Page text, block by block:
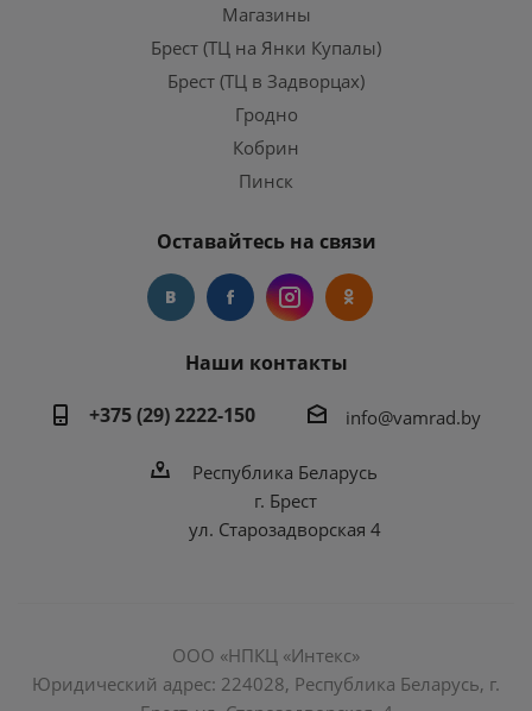
Магазины
Брест (ТЦ на Янки Купалы)
Брест (ТЦ в Задворцах)
Гродно
Кобрин
Пинск
Оставайтесь на связи
Наши контакты
+375 (29) 2222-150
info@vamrad.by
Республика Беларусь
г. Брест
ул. Старозадворская 4
ООО «НПКЦ «Интекс»
Юридический адрес: 224028, Республика Беларусь, г.